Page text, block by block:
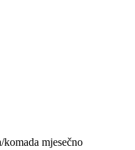
komada mjesečno